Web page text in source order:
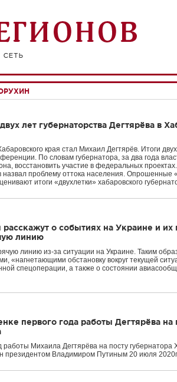
лет губернаторства Дегтярёва в
края стал Михаил Дегтярёв. Итоги
По словам губернатора, за два года
восстановить участие в федеральных
назвал проблему оттока населения. Опрошенные
итоги «двухлетки» хабаровского
расскажут о событиях на Украине и их
линию
линию из-за ситуации на Украине. Таким
«нагнетающими обстановку вокруг текущей
спецоперации, а также о состоянии
первого года работы Дегтярёва на
Михаила Дегтярёва на посту губернатора
президентом Владимиром Путиным 20 июля